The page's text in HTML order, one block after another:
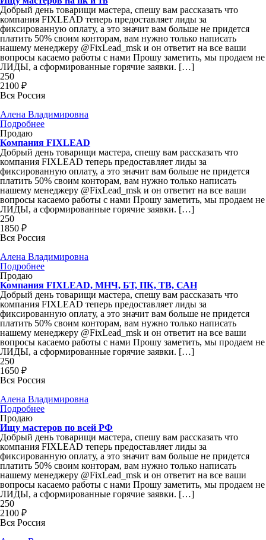
Добрый день товарищи мастера, спешу вам рассказать что
компания FIXLEAD теперь предоставляет лиды за
фиксированную оплату, а это значит вам больше не придется
платить 50% своим конторам, вам нужно только написать
нашему менеджеру @FixLead_msk и он ответит на все ваши
вопросы касаемо работы с нами Прошу заметить, мы продаем не
ЛИДЫ, а сформированные горячие заявки. […]
250
2100 ₽
Вся Россия
Алена Владимировна
Подробнее
Продаю
Компания FIXLEAD
Добрый день товарищи мастера, спешу вам рассказать что
компания FIXLEAD теперь предоставляет лиды за
фиксированную оплату, а это значит вам больше не придется
платить 50% своим конторам, вам нужно только написать
нашему менеджеру @FixLead_msk и он ответит на все ваши
вопросы касаемо работы с нами Прошу заметить, мы продаем не
ЛИДЫ, а сформированные горячие заявки. […]
250
1850 ₽
Вся Россия
Алена Владимировна
Подробнее
Продаю
Компания FIXLEAD, МНЧ, БТ, ПК, ТВ, САН
Добрый день товарищи мастера, спешу вам рассказать что
компания FIXLEAD теперь предоставляет лиды за
фиксированную оплату, а это значит вам больше не придется
платить 50% своим конторам, вам нужно только написать
нашему менеджеру @FixLead_msk и он ответит на все ваши
вопросы касаемо работы с нами Прошу заметить, мы продаем не
ЛИДЫ, а сформированные горячие заявки. […]
250
1650 ₽
Вся Россия
Алена Владимировна
Подробнее
Продаю
Ищу мастеров по всей РФ
Добрый день товарищи мастера, спешу вам рассказать что
компания FIXLEAD теперь предоставляет лиды за
фиксированную оплату, а это значит вам больше не придется
платить 50% своим конторам, вам нужно только написать
нашему менеджеру @FixLead_msk и он ответит на все ваши
вопросы касаемо работы с нами Прошу заметить, мы продаем не
ЛИДЫ, а сформированные горячие заявки. […]
250
2100 ₽
Вся Россия